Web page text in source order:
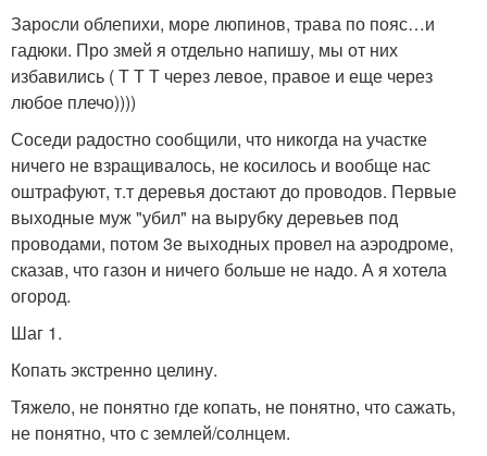
Заросли облепихи, море люпинов, трава по пояс…и
гадюки. Про змей я отдельно напишу, мы от них
избавились ( Т Т Т через левое, правое и еще через
любое плечо))))
Соседи радостно сообщили, что никогда на участке
ничего не взращивалось, не косилось и вообще нас
оштрафуют, т.т деревья достают до проводов. Первые
выходные муж "убил" на вырубку деревьев под
проводами, потом 3е выходных провел на аэродроме,
сказав, что газон и ничего больше не надо. А я хотела
огород.
Шаг 1.
Копать экстренно целину.
Тяжело, не понятно где копать, не понятно, что сажать,
не понятно, что с землей/солнцем.